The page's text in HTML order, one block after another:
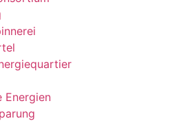
Energien